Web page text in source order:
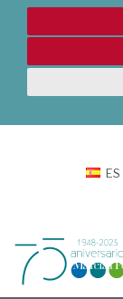
ES